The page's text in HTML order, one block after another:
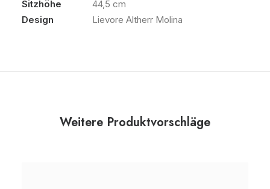
Sitzhöhe
44,5 cm
Design
Lievore Altherr Molina
Weitere Produktvorschläge